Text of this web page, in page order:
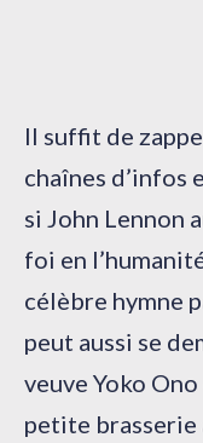
Il suffit de
chaînes d’infos
si John Lennon
foi en
célèbre hymne
peut aussi se
veuve Yoko
petite